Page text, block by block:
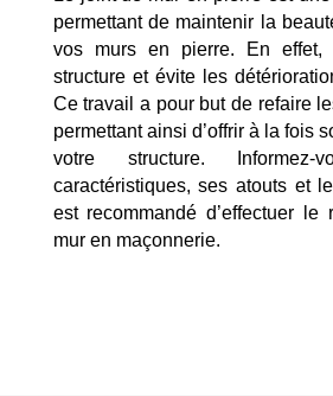
permettant de maintenir la
vos murs en pierre. En effet,
structure et évite les
Ce travail a pour but de refaire
permettant ainsi d’offrir à la fois
votre structure.
caractéristiques, ses atouts et
est recommandé d’effectuer le
mur en maçonnerie.